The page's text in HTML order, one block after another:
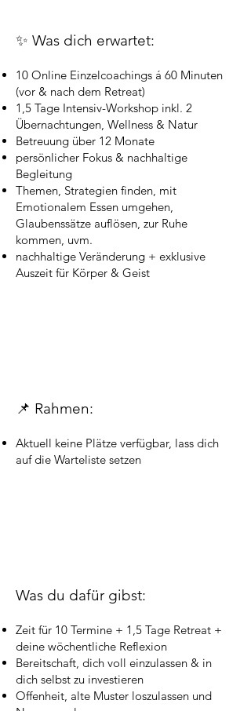
✨ Was dich erwartet:
10 Online Einzelcoachings á 60 Minuten
(vor & nach dem Retreat)
1,5 Tage Intensiv-Workshop inkl. 2
Übernachtungen, Wellness & Natur
Betreuung über 12 Monate
persönlicher Fokus & nachhaltige
Begleitung
Themen, Strategien finden, mit
Emotionalem Essen umgehen,
Glaubenssätze auflösen, zur Ruhe
kommen, uvm.
nachhaltige Veränderung + exklusive
Auszeit für Körper & Geist
📌 Rahmen:
Aktuell keine Plätze verfügbar, lass dich
auf die Warteliste setzen
Was du dafür gibst:
Zeit für 10 Termine + 1,5 Tage Retreat +
deine wöchentliche Reflexion
Bereitschaft, dich voll einzulassen & in
dich selbst zu investieren
Offenheit, alte Muster loszulassen und